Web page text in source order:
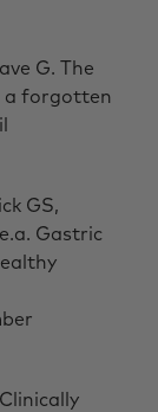
G. The
a forgotten
GS,
Gastric